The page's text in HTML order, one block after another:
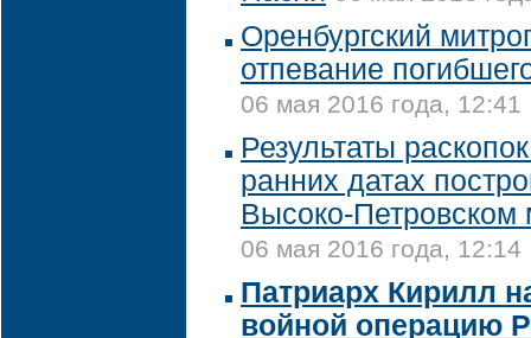
Оренбургский
отпевание
06 мая 2016 года, 12:41
Результаты
ранних датах
Высоко-
06 мая 2016 года, 12:14
Патриарх Кирилл
войной операцию